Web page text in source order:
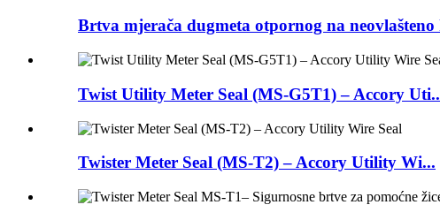
Brtva mjerača dugmeta otpornog na
Twist Utility Meter Seal (MS-G5T1) – Accory
Twister Meter Seal (MS-T2) – Accory Utility Wi...